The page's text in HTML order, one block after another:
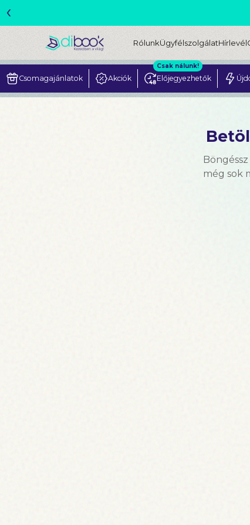
‹
RólunkÜgyfélszolgálatHírlevél
Csomagajánlatok Akciók Előjegyezhetők
Csak nálunk!
még sok